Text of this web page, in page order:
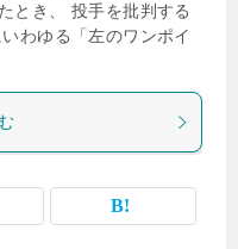
とき、 投手を批判する
わゆる「左のワンポイ